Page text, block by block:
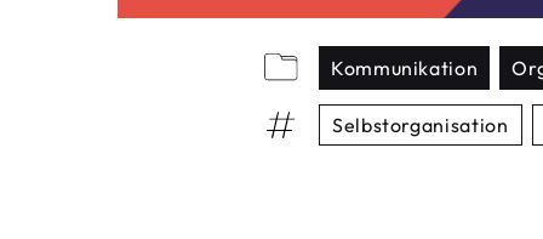
Kommunikation
Selbstorganisation